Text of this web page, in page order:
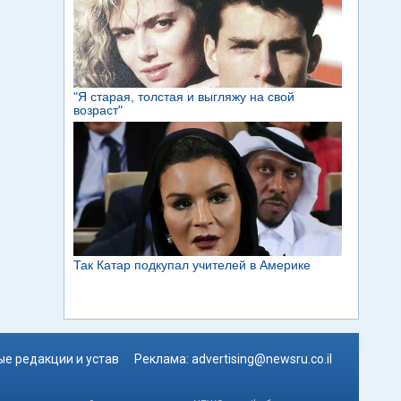
редакции и устав Реклама: advertising@newsru.co.il